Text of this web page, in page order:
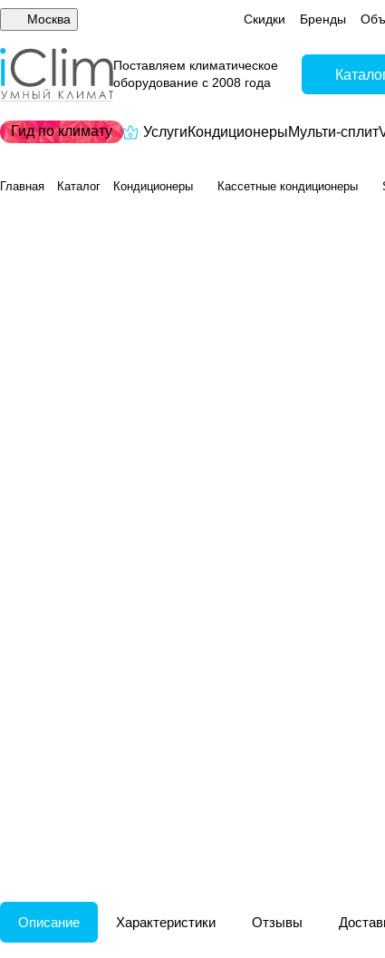
Москва Скидки Бренды
Поставляем климатическое
оборудование с 2008 года
Гид по климату УслугиКондиционерыМульти-сплит
Главная Каталог Кондиционеры Кассетные кондиционеры
Описание Характеристики Отзывы